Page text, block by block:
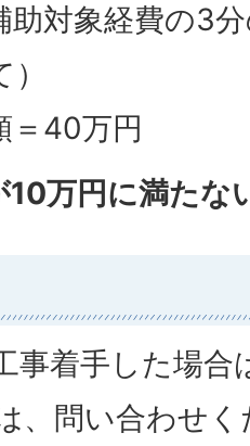
助対象経費の3
＝40万円
10万円に満たな
事着手した場
、問い合わせく